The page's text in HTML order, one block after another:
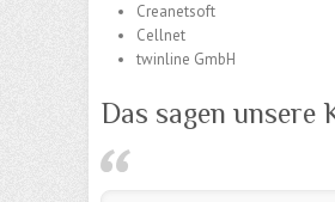
Creanetsoft
Cellnet
twinline GmbH
Das sagen unsere